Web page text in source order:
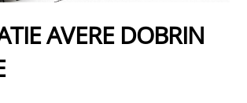
AVERE DOBRIN